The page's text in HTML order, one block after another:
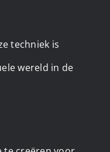
techniek is
wereld in de